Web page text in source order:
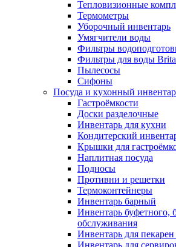
Тепловизионные
Термометры
Уборочный инвентарь
Умягчители воды
Фильтры
Фильтры для воды Brita
Пылесосы
Сифоны
Посуда и кухонный
Гастроёмкости
Доски разделочные
Инвентарь для кухни
Кондитерский
Крышки для
Наплитная посуда
Подносы
Противни и решетки
Термоконтейнеры
Инвентарь барный
Инвентарь буфетного,
обслуживания
Инвентарь для
Инвентарь для